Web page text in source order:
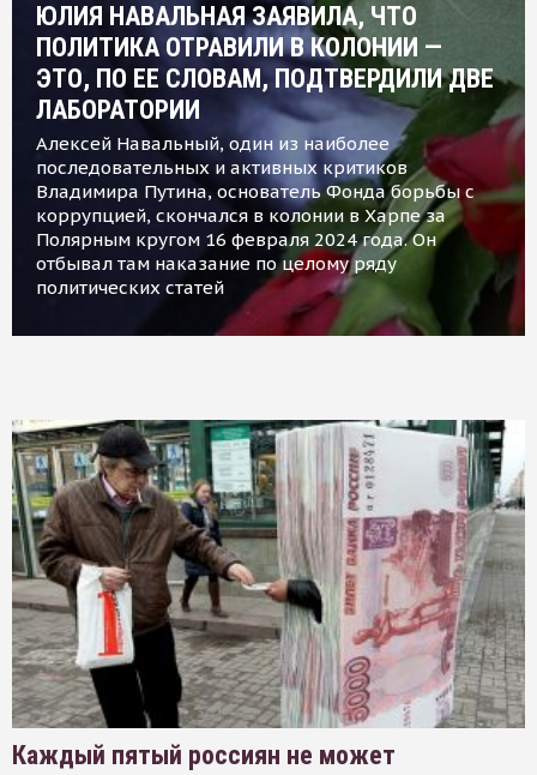
ЮЛИЯ НАВАЛЬНАЯ ЗАЯВИЛА, ЧТО
ПОЛИТИКА ОТРАВИЛИ В КОЛОНИИ —
ЭТО, ПО ЕЕ СЛОВАМ, ПОДТВЕРДИЛИ ДВЕ
ЛАБОРАТОРИИ
Алексей Навальный, один из наиболее
последовательных и активных критиков
Владимира Путина, основатель Фонда борьбы с
коррупцией, скончался в колонии в Харпе за
Полярным кругом 16 февраля 2024 года. Он
отбывал там наказание по целому ряду
политических статей
Каждый пятый россиян не может